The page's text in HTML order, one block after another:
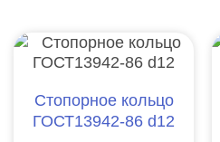
Стопорное кольцо
ГОСТ13942-86 d12